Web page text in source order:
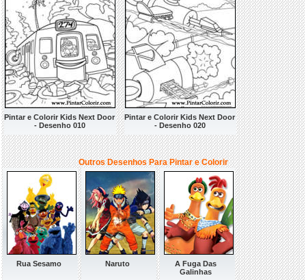
Pintar e Colorir Kids Next Door
- Desenho 010
Pintar e Colorir Kids Next Door
- Desenho 020
Outros Desenhos Para Pintar e Colorir
Rua Sesamo Naruto
A Fuga Das
Galinhas